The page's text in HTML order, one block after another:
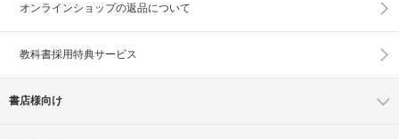
オンラインショップの返品について
教科書採用特典サービス
書店様向け